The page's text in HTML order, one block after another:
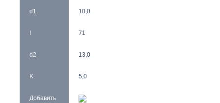
d1
I
d2
K
Добавить
10,0
71
13,0
5,0